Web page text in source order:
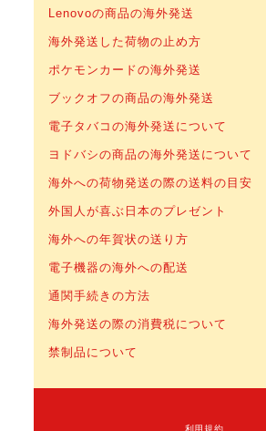
Lenovoの商品の海外発送
海外発送した荷物の止め方
ポケモンカードの海外発送
ブックオフの商品の海外発送
電子タバコの海外発送について
ヨドバシの商品の海外発送について
海外への荷物発送の際の送料の目安
外国人が喜ぶ日本のプレゼント
海外への年賀状の送り方
電子機器の海外への配送
通関手続きの方法
海外発送の際の消費税について
禁制品について
利用規約